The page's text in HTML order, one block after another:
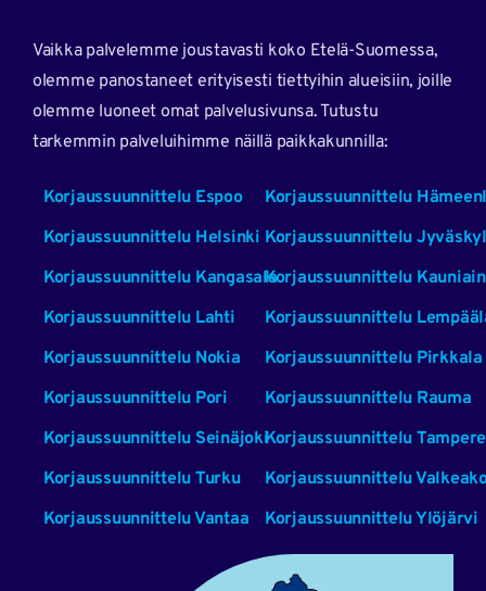
Vaikka palvelemme joustavasti koko Etelä-Suomessa,
olemme panostaneet erityisesti tiettyihin alueisiin, joille
olemme luoneet omat palvelusivunsa. Tutustu
tarkemmin palveluihimme näillä paikkakunnilla:
Korjaussuunnittelu Espoo
Korjaussuunnittelu
Korjaussuunnittelu Helsinki Korjaussuunnittelu
Korjaussuunnittelu KangasalaKorjaussuunnittelu
Korjaussuunnittelu Lahti
Korjaussuunnittelu
Korjaussuunnittelu Nokia
Korjaussuunnittelu Pirkkala
Korjaussuunnittelu Pori
Korjaussuunnittelu Rauma
Korjaussuunnittelu SeinäjokiKorjaussuunnittelu Tampere
Korjaussuunnittelu Turku
Korjaussuunnittelu
Korjaussuunnittelu Vantaa
Korjaussuunnittelu Ylöjärvi